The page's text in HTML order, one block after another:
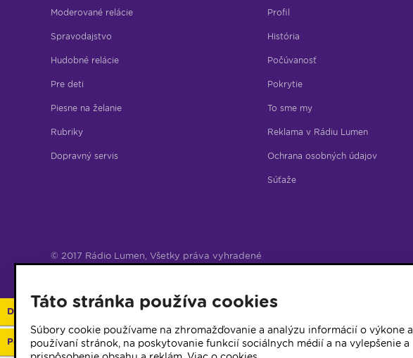
Moderované relácie
Spravodajstvo
Hudobné relácie
Pre deti
Piesne na želanie
Rubriky
Dopravný servis
Profil
História
Počúvanosť
Pokrytie
To sme my
Reklama v Rádiu Lumen
Ochrana osobných údajov
Súťaže
© 2017 Rádio Lumen, Všetky práva vyhradené
Darujte 2%
Podporte vaše rádio
Táto stránka používa cookies
Súbory cookie používame na zhromažďovanie a analýzu informácií o výkone a
používaní stránok, na poskytovanie funkcií sociálnych médií a na vylepšenie a